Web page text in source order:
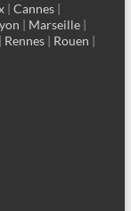
| Cannes|
| Marseille|
Rennes| Rouen |